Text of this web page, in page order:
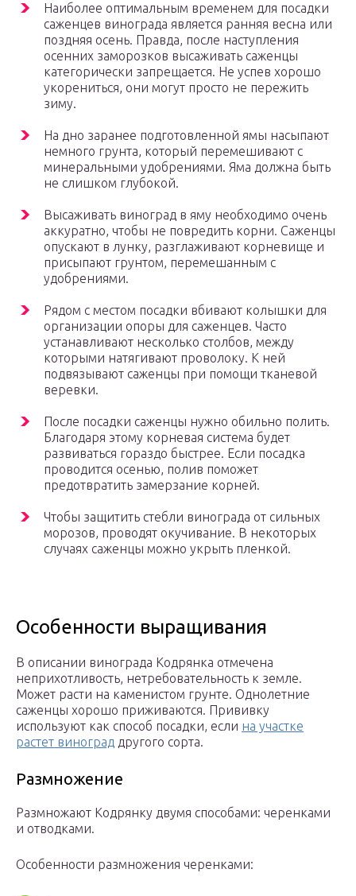
Наиболее оптимальным временем для посадки
саженцев винограда является ранняя весна или
поздняя осень. Правда, после наступления
осенних заморозков высаживать саженцы
категорически запрещается. Не успев хорошо
укорениться, они могут просто не пережить
зиму.
На дно заранее подготовленной ямы насыпают
немного грунта, который перемешивают с
минеральными удобрениями. Яма должна быть
не слишком глубокой.
Высаживать виноград в яму необходимо очень
аккуратно, чтобы не повредить корни. Саженцы
опускают в лунку, разглаживают корневище и
присыпают грунтом, перемешанным с
удобрениями.
Рядом с местом посадки вбивают колышки для
организации опоры для саженцев. Часто
устанавливают несколько столбов, между
которыми натягивают проволоку. К ней
подвязывают саженцы при помощи тканевой
веревки.
После посадки саженцы нужно обильно полить.
Благодаря этому корневая система будет
развиваться гораздо быстрее. Если посадка
проводится осенью, полив поможет
предотвратить замерзание корней.
Чтобы защитить стебли винограда от сильных
морозов, проводят окучивание. В некоторых
случаях саженцы можно укрыть пленкой.
Особенности выращивания
В описании винограда Кодрянка отмечена
неприхотливость, нетребовательность к земле.
Может расти на каменистом грунте. Однолетние
саженцы хорошо приживаются. Прививку
используют как способ посадки, если на участке
растет виноград другого сорта.
Размножение
Размножают Кодрянку двумя способами: черенками
и отводками.
Особенности размножения черенками: